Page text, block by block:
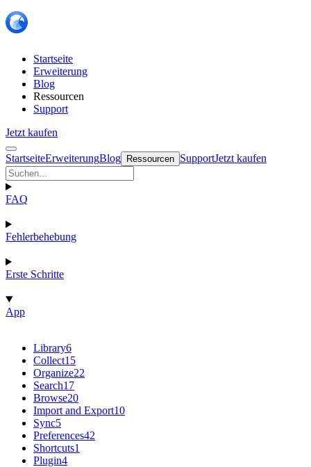
Startseite
Erweiterung
Blog
Ressourcen
Support
Jetzt kaufen
StartseiteErweiterungBlog Ressourcen SupportJetzt kaufen
FAQ
Fehlerbehebung
Erste Schritte
App
Library6
Collect15
Organize22
Search17
Browse20
Import and Export10
Sync5
Preferences42
Shortcuts1
Plugin4